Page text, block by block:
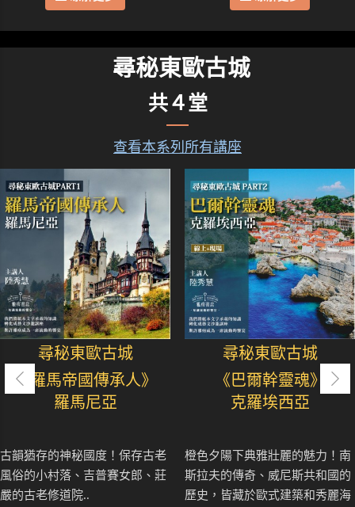
尋秘東歐古城
共４堂
查看本系列所有講座
尋秘東歐古城
《羅馬帝國傳承人》
羅馬尼亞
古韻猶存的神秘國度！保存古老
風俗的小村落、吉普賽女郎、莊
嚴的古老修道院..
尋秘東歐古城
《巴爾幹靈魂》
克羅埃西亞
橙色夕陽下典雅壯麗的魅力！南
斯拉夫的傳奇、威尼斯共和國的
歷史，皆藏於歐式建築和秀麗海